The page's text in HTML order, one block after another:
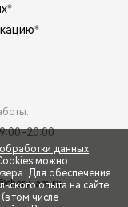
*
*
20:00
am.ru
данных
можно
Для обеспечения
опыта на сайте
том числе